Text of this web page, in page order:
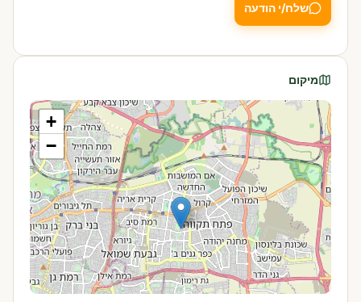
שלח/י הודעה
מיקום
+
−